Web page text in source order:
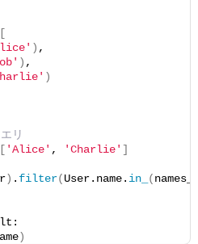
) ,
) ,
)
リ
[ 'Alice' , 'Charlie' ]
) . filter(User.name. in_ (
)